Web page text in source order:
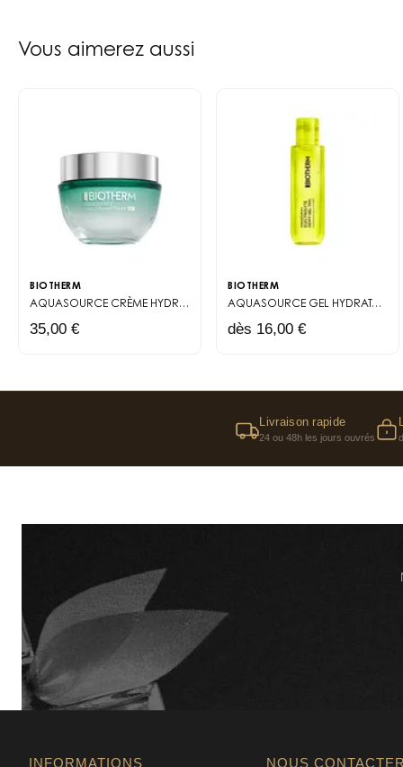
cherchent leur première
sérum. C'est cette
En boutique, on
Aquasource n'est peut-
utiliser au quotidien.
Vous aimerez aussi
BIOTHERM
AQUASOURCE CRÈME HYDRATANTE ET PROTECTRICE SPF30
35,00 €
BIOTHERM
AQUASOURCE GEL HYDRATANT LÉGER ENRICHI EN ÉLECTROLYTES
dès 16,00 €
Livraison rapide
24 ou 48h les jours ouvrés
INFORMATIONS NOUS CONTACTER